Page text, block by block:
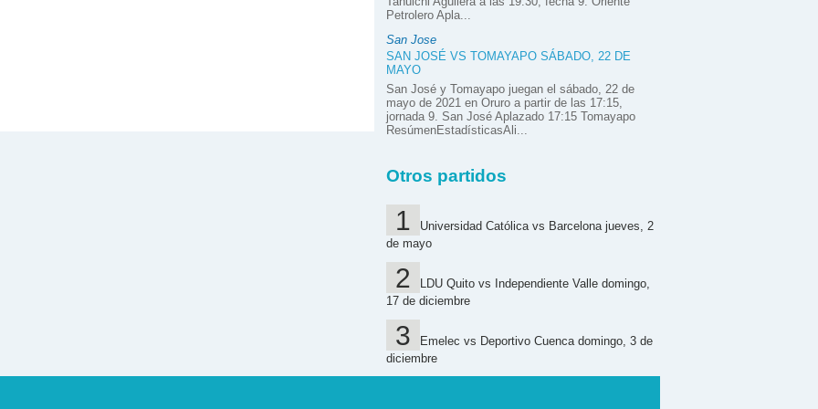
Petrolero Apla...
San Jose
SAN JOSÉ VS TOMAYAPO SÁBADO, 22 DE
MAYO
San José y Tomayapo juegan el sábado, 22 de
mayo de 2021 en Oruro a partir de las 17:15,
jornada 9. San José Aplazado 17:15 Tomayapo
ResúmenEstadísticasAli...
Otros partidos
Universidad Católica vs Barcelona jueves, 2
de mayo
LDU Quito vs Independiente Valle domingo,
17 de diciembre
Emelec vs Deportivo Cuenca domingo, 3 de
diciembre